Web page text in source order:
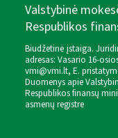
Valstybinė
Respublikos
Biudžetinė įstaiga.
adresas: Vasario 16-
vmi@vmi.lt, E.
Duomenys apie
Respublikos finansų
asmenų registre